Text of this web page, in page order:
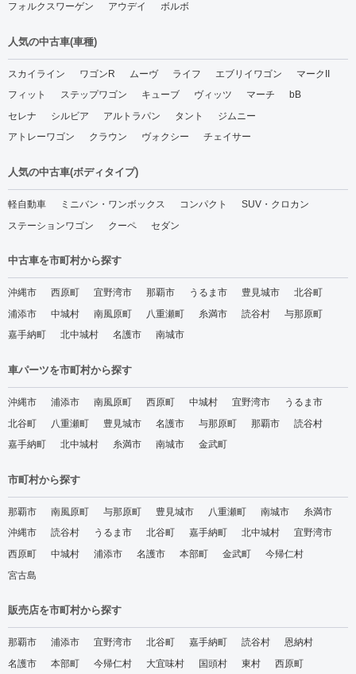
フォルクスワーゲン
アウデイ ボルボ
人気の中古車(車種)
スカイライン ワゴンR ムーヴ ライフ エブリイワゴン
マークII
フィット
ステップワゴン キューブ ヴィッツ マーチ
bB
セレナ
シルビア アルトラパン タント
ジムニー
アトレーワゴン
クラウン ヴォクシー チェイサー
人気の中古車(ボディタイプ)
軽自動車 ミニバン・ワンボックス コンパクト
SUV・クロカン
ステーションワゴン
クーペ セダン
中古車を市町村から探す
沖縄市 西原町 宜野湾市 那覇市 うるま市 豊見城市
北谷町
浦添市
中城村 南風原町 八重瀬町 糸満市 読谷村
与那原町
嘉手納町
北中城村 名護市 南城市
車パーツを市町村から探す
沖縄市 浦添市 南風原町 西原町 中城村 宜野湾市
うるま市
北谷町
八重瀬町 豊見城市 名護市 与那原町 那覇市
読谷村
嘉手納町
北中城村 糸満市 南城市 金武町
市町村から探す
那覇市 南風原町 与那原町 豊見城市 八重瀬町 南城市
糸満市
沖縄市
読谷村 うるま市 北谷町 嘉手納町 北中城村
宜野湾市
西原町
中城村 浦添市 名護市 本部町 金武町
今帰仁村
宮古島
販売店を市町村から探す
那覇市 浦添市 宜野湾市 北谷町 嘉手納町 読谷村
恩納村
名護市
本部町 今帰仁村 大宜味村 国頭村 東村
西原町